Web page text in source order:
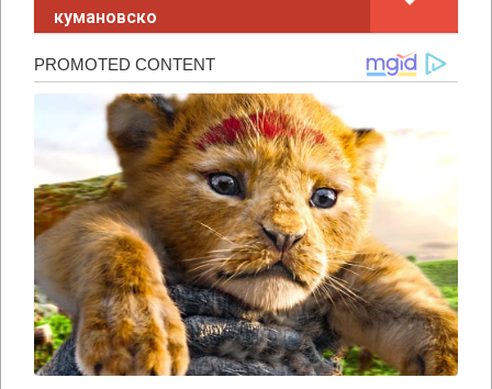
кумановско